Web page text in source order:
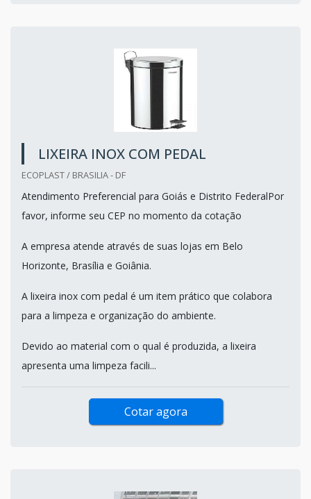
LIXEIRA INOX COM PEDAL
ECOPLAST / BRASILIA - DF
Atendimento Preferencial para Goiás e Distrito FederalPor
favor, informe seu CEP no momento da cotação
A empresa atende através de suas lojas em Belo
Horizonte, Brasília e Goiânia.
A lixeira inox com pedal é um item prático que colabora
para a limpeza e organização do ambiente.
Devido ao material com o qual é produzida, a lixeira
apresenta uma limpeza facili...
Cotar agora